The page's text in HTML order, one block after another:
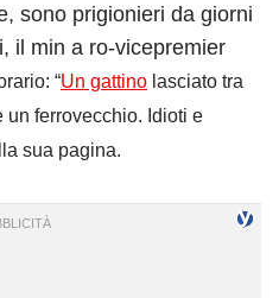
sono prigionieri da giorni
il min a ro-vicepremier
“Un gattino lasciato tra
un ferrovecchio. Idioti e
sua pagina.